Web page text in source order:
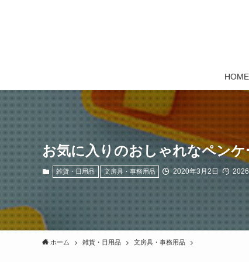
HOME
お気に入りのおしゃれなペン
雑貨・日用品 文房具・事務用品 2020年3月2日 2026
ホーム 雑貨・日用品 文房具・事務用品